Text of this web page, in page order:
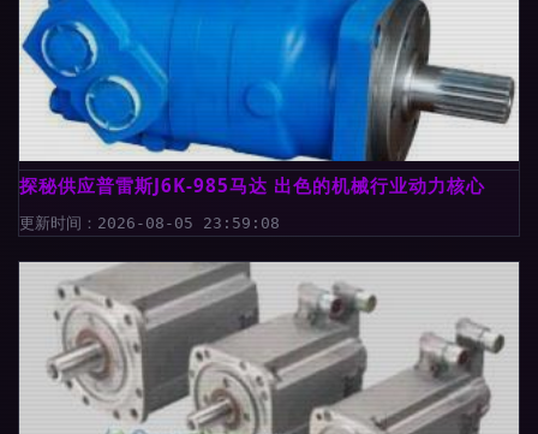
探秘供应普雷斯J6K-985马达 出色的机械行业动力核心
更新时间：2026-08-05 23:59:08